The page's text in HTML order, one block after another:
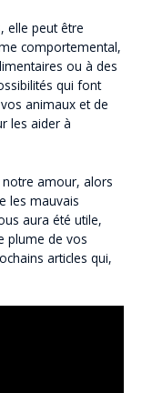
elle peut être
comportemental,
ou à des
qui font
animaux et de
les aider à
amour, alors
les mauvais
aura été utile,
plume de vos
articles qui,